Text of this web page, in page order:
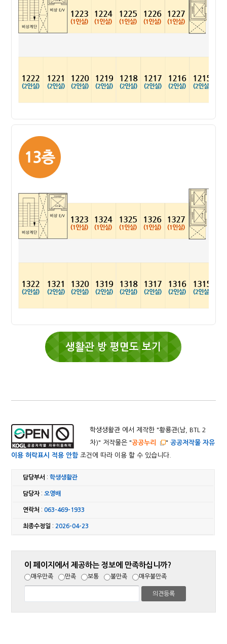
생활관 방 평면도 보기
학생생활관 에서 제작한 "황룡관(남, BTL 2
차)" 저작물은 "공공누리 "공공저작물 자유
이용 허락표시 적용 안함조건에 따라 이용 할 수 있습니다.
담당부서 :학생생활관
담당자:오영배
연락처 :063-469-1933
최종수정일 : 2026-04-23
이 페이지에서 제공하는 정보에 만족하십니까?
매우만족 만족 보통 불만족 매우불만족